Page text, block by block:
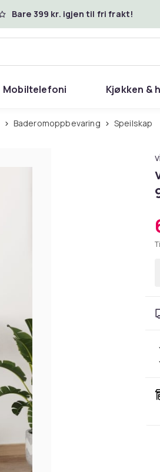
Bare 399 kr. igjen til fri frakt!
Mobiltelefoni Kjøkken &
Baderomoppbevaring Speilskap